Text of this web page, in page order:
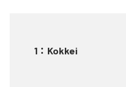
1 ： Kokkei